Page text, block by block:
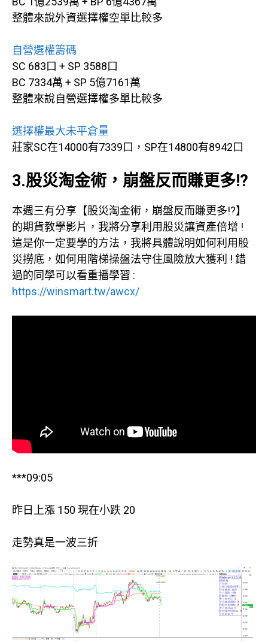
整體來說外資選擇權空單比較多
自營選權籌碼
SC 683口 + SP 3588口
BC 7334萬 + SP 5億7161萬
整體來說自營選擇權多單比較多
選擇權最大未平倉量
莊家SC在14000有7339口，SP在14800有8942口
3.股災淘金術，崩盤反而賺更多!?
本週三有分享【股災淘金術，崩盤反而賺更多!?】
的期貨教學影片，我將分享利用股災讓資產倍增 !
這是你一定要學的方法，我將具體說明如何利用股
災撈底，如何用階梯操盤法守住風險放大獲利 ! 錯
過的同學可以看重播學習 :
https://winsmart.tw/awcx/
***09:05
昨日上漲 150 現在小跌 20
走勢真是一波三折